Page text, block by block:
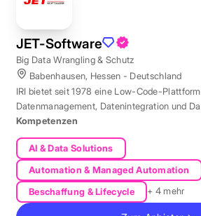
JET-Software
Big Data Wrangling & Schutz
Babenhausen, Hessen - Deutschland
IRI bietet seit 1978 eine Low-Code-
Datenmanagement, Datenintegration und
produktive Datenbestände weltweit.
Kompetenzen
AI & Data Solutions
Automation & Managed Automation
Beschaffung & Lifecycle
+ 4 mehr